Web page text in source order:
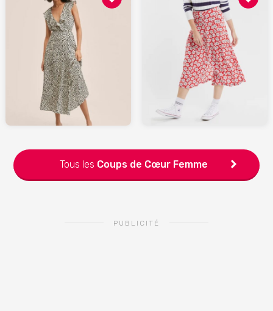
69.99
MANGO.com
95
ARMORLUX.com
Tous les Coups de CœurFemme
PUBLICITÉ